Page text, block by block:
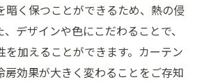
暗く保つことができるため、熱の侵
デザインや色にこだわることで、
を加えることができます。カーテン
房効果が大きく変わることをご存知